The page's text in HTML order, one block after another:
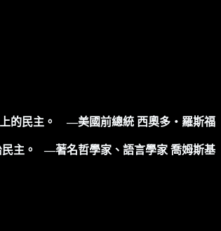
的民主。 —美國前總統 西奧多‧羅斯福
主。 —著名哲學家、語言學家 喬姆斯基